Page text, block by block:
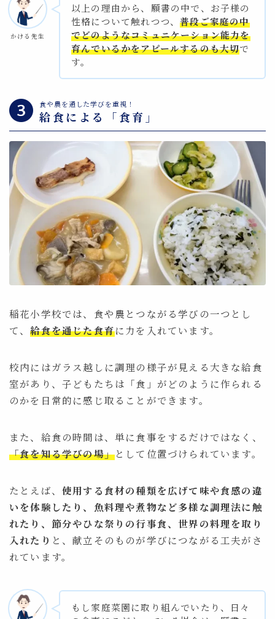
Follow Me
かける先生
以上の理由から、願書の中で、お子様の
性格について触れつつ、普段ご家庭の中
でどのようなコミュニケーション能力を
育んでいるかをアピールするのも大切で
す。
食や農を通した学びを重視！
給食による「食育」
稲花小学校では、食や農とつながる学びの一つとし
て、給食を通じた食育に力を入れています。
校内にはガラス越しに調理の様子が見える大きな給食
室があり、子どもたちは「食」がどのように作られる
のかを日常的に感じ取ることができます。
また、給食の時間は、単に食事をするだけではなく、
「食を知る学びの場」として位置づけられています。
たとえば、 使用する食材の種類を広げて味や食感の違
いを体験したり、魚料理や煮物など多様な調理法に触
れたり、節分やひな祭りの行事食、世界の料理を取り
入れたり と、献立そのものが学びにつながる工夫がさ
れています。
もし家庭菜園に取り組んでいたり、日々